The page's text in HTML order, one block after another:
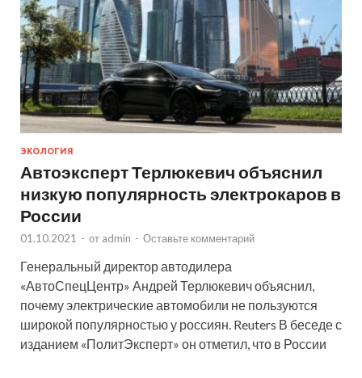
ЭКОЛОГИЯ
Автоэксперт Терлюкевич объяснил
низкую популярность электрокаров в
России
01.10.2021 - от admin - Оставьте комментарий
Генеральный директор автодилера
«АвтоСпецЦентр» Андрей Терлюкевич объяснил,
почему электрические автомобили не пользуются
широкой популярностью у россиян. Reuters В беседе с
изданием «ПолитЭксперт» он отметил, что в России